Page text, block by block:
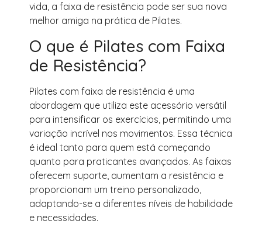
vida, a faixa de resistência pode ser sua nova
melhor amiga na prática de Pilates.
O que é Pilates com Faixa
de Resistência?
Pilates com faixa de resistência é uma
abordagem que utiliza este acessório versátil
para intensificar os exercícios, permitindo uma
variação incrível nos movimentos. Essa técnica
é ideal tanto para quem está começando
quanto para praticantes avançados. As faixas
oferecem suporte, aumentam a resistência e
proporcionam um treino personalizado,
adaptando-se a diferentes níveis de habilidade
e necessidades.